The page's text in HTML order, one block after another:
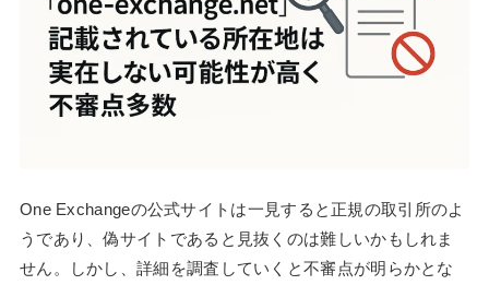
One Exchangeの公式サイトは一見すると正規の取引所のよ
うであり、偽サイトであると見抜くのは難しいかもしれま
せん。しかし、詳細を調査していくと不審点が明らかとな